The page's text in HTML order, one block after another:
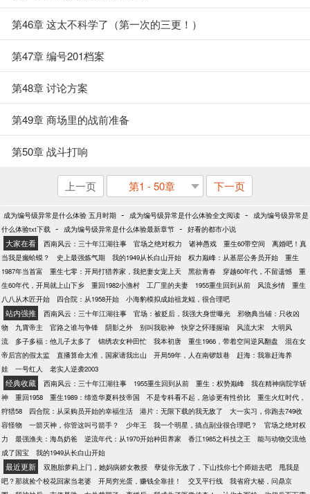
第46章 这太不科学了（第一次的三更！）
第47章 编号201档案
第48章 讨论方案
第49章 商场里的战前准备
第50章 战斗打响
上一页 第1 - 50章 下一页
成为编号级异常是什么体验 五月时期 - 成为编号级异常是什么体验全文阅读 -
成为编号级异常是
什么体验txt下载 - 成为编号级异常是什么体验最新章节 - 好看的都市小说
大家在看 西南风云：三十年江湖往事 官场之绝对权力 诸神愚戏 重生60带空间
离婚吧！真
当我是癞蛤蟆？
史上最强炼气期 我的1949从长白山开始 权力巅峰：从基层公务员开始
重生
1987年当首富
重生七零：开局打猎养家，我把妻女宠上天 黑欲青春 穿越60年代，不留遗憾
重
生60年代，开局就上山下乡
重回1982小渔村 工厂里的夫妻 1955重生回到从前 风流乡情
重生
八八从木匠开始
四合院：从1958开始 小海豹模拟成始祖龙鲲，很合理吧
站内强推 西南风云：三十年江湖往事 官场：被贬后，我强大身世曝光
邪物典当铺：只收凶
物
九霄帝主 官路之谁与争锋 阴影之外 别叫我歌神 快穿之怀瑾握瑜 风流大宋
大明风
流
多子多福：他儿子太多了 锦绣农女种田忙 我本初唐 重生1966，带着空间逆风翻盘
混在女
帝后宫的假太监
直播算命太准，国家请我出山 开局59年，人在南锣鼓巷
赶海：我靠赶海养
娃
一号红人 老实人逆袭2003
经典收藏 西南风云：三十年江湖往事 1955重生回到从前 重生：权势巅峰
我在精神病院学斩
神
重回1958 重生1989：缔造华夏科技帝国 不是专科看不起，急诊更有性价比
重生火红时代，
狩猎58
四合院：从采购员开始的幸福生活 港片：无限下载的我无敌了
大一实习，你跑去749收
容怪物
一箭灭神，你管这叫弓箭手？ 少年王 我一个明星，搞点副业很合理吧？
官场之绝对权
力
最强渔夫：海岛奶爸 逆流年代：从1970开始种田养家 香江1985之科技之王
能与动物交流他
成了国宝
我的1949从长白山开始
最近更新 双胞胎萝莉上门，她妈病娇女教授 孽徒你无敌了，下山找你七个师姐去吧
甩我是
吧？那就捡个校花回家当老婆
开局穷光蛋，赚钱全靠挂！ 交叉平行线
我省府大秘，问鼎京